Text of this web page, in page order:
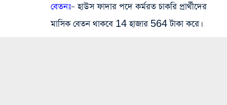
বেতনঃ– হাউস ফাদার পদে কর্মরত চাকরি প্রার্থীদের
মাসিক বেতন থাকবে 14 হাজার 564 টাকা করে।